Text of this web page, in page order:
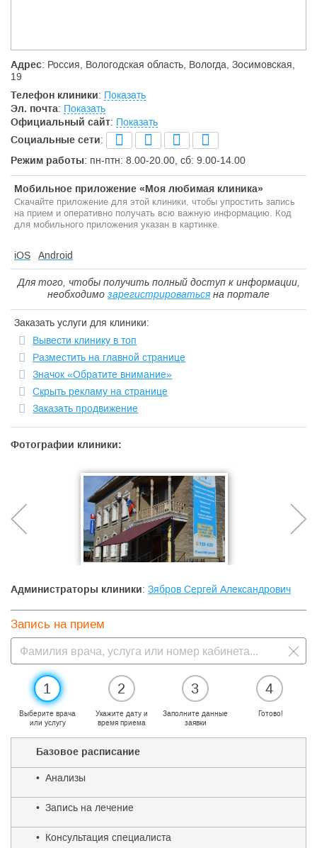
Адрес: Россия, Вологодская область, Вологда, Зосимовская,
19
Телефон клиники: Показать
Эл. почта: Показать
Официальный сайт: Показать
Социальные сети:
Режим работы: пн-птн: 8.00-20.00, сб: 9.00-14.00
Мобильное приложение «Моя любимая клиника»
Скачайте приложение для этой клиники, чтобы упростить запись
на прием и оперативно получать всю важную информацию. Код
для мобильного приложения указан в картинке.
iOS Android
Для того, чтобы получить полный доступ к информации,
необходимо зарегистрироватьсяна портале
Заказать услуги для клиники:
Вывести клинику в топ
Разместить на главной странице
Значок «Обратите внимание»
Скрыть рекламу на странице
Заказать продвижение
Фотографии клиники:
Администраторы клиники: Зябров Сергей Александрович
Запись на прием
1
Выберите врача
или услугу
2
Укажите дату и
время приема
3
Заполните данные
заявки
4
Готово!
Базовое расписание
• Анализы
• Запись на лечение
• Консультация специалиста